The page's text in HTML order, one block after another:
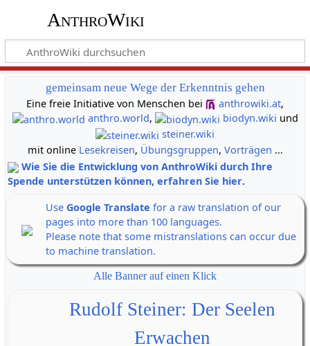
AnthroWiki
gemeinsam neue Wege der Erkenntnis gehen
Eine freie Initiative von Menschen bei
anthrowiki.at,
anthro.world, biodyn.wiki und
steiner.wiki
mit online Lesekreisen, Übungsgruppen, Vorträgen ...
Wie Sie die Entwicklung von AnthroWiki durch Ihre
Spende unterstützen können, erfahren Sie hier.
Use Google Translate for a raw translation of our
pages into more than 100 languages.
Please note that some mistranslations can occur due
to machine translation.
Alle Banner auf einen Klick
Rudolf Steiner: Der Seelen
Erwachen